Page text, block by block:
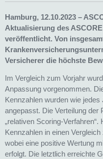
Hamburg, 12.10.2023 –
Aktualisierung des
veröffentlicht. Von
Versicherer die höchste
Im Vergleich zum Vorjahr
Anpassung vorgenommen.
Kennzahlen wurden wie
angepasst. Die Verteilung der
„relativen Scoring-
Kennzahlen in einen
wobei eine positive Wertung
erfolgt. Die letztlich erreichte